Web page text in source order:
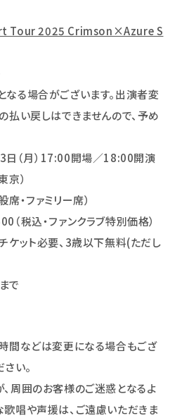
Tour 2025 Crimson×Azure S
る場合がございます。出演者変
払い戻しはできませんので、予め
（月）17:00開場／18:00開演
京）
・ファミリー席）
（税込・ファンクラブ特別価格）
ット必要、3歳以下無料(ただし
まで
間などは変更になる場合もござ
い。
周囲のお客様のご迷惑となるよ
唱や声援は、ご遠慮いただきま